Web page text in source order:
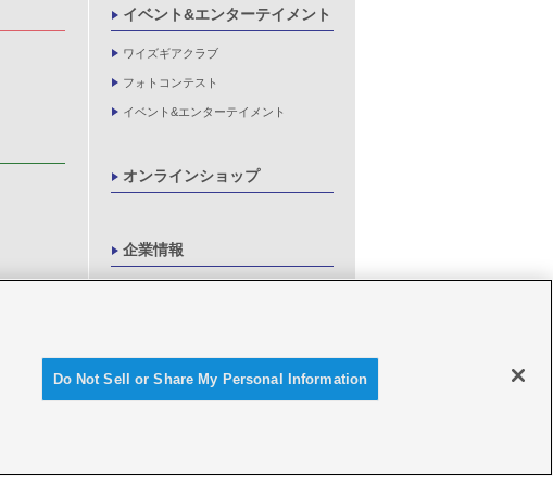
イベント&エンターテイメント
ワイズギアクラブ
フォトコンテスト
イベント&エンターテイメント
オンラインショップ
企業情報
Do Not Sell or Share My Personal Information